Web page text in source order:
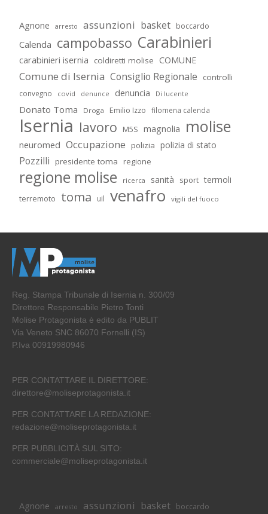
Agnone arresto assunzioni basket boccardo
Calenda campobasso Carabinieri
carabinieri isernia coldiretti molise COMUNE
Comune di Isernia Consiglio Regionale controlli
convegno covid denunce denuncia Di lucente
Donato Toma Droga Emilio Izzo filomena calenda
Isernia lavoro M5S magnolia molise
neuromed Occupazione polizia polizia di stato
Pozzilli presidente toma regione
regione molise ricerca sanità sport termoli
terremoto toma uil venafro vigili del fuoco
Reg. Stampa Tribunale di Isernia n. 300/09
Direttore Responsabile Pietro Tonti
Molise Protagonista è edito da PUBLIT
Via Veneto SNC 86070 Fornelli (IS)
P.Iva 00919980946
PER CONTATTARE IL DIRETTORE:
direttore@moliseprotagonista.it
PER CONTATTARE LA REDAZIONE:
redazione@moliseprotagonista.it
PER PUBBLICITÀ SUL SITO:
commerciale@moliseprotagonista.it
Agnone arresto assunzioni basket boccardo